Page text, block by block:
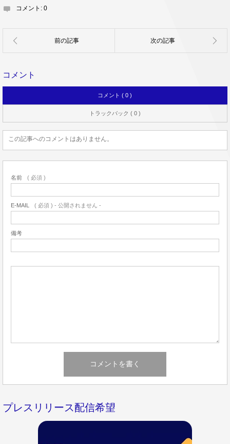
コメント: 0
コメント
コメント ( 0 )
トラックバック ( 0 )
この記事へのコメントはありません。
名前 ( 必須 )
E-MAIL ( 必須 ) - 公開されません -
備考
プレスリリース配信希望